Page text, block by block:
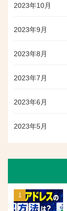
2023年10月
2023年9月
2023年8月
2023年7月
2023年6月
2023年5月